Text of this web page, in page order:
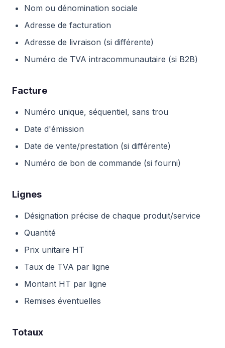
Nom ou dénomination sociale
Adresse de facturation
Adresse de livraison (si différente)
Numéro de TVA intracommunautaire (si B2B)
Facture
Numéro unique, séquentiel, sans trou
Date d'émission
Date de vente/prestation (si différente)
Numéro de bon de commande (si fourni)
Lignes
Désignation précise de chaque produit/service
Quantité
Prix unitaire HT
Taux de TVA par ligne
Montant HT par ligne
Remises éventuelles
Totaux